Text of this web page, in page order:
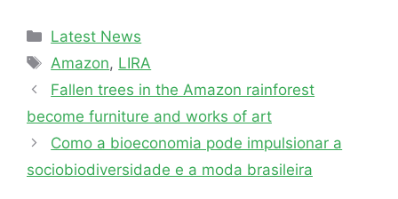
Latest News
Amazon, LIRA
Fallen trees in the Amazon rainforest
become furniture and works of art
Como a bioeconomia pode impulsionar a
sociobiodiversidade e a moda brasileira